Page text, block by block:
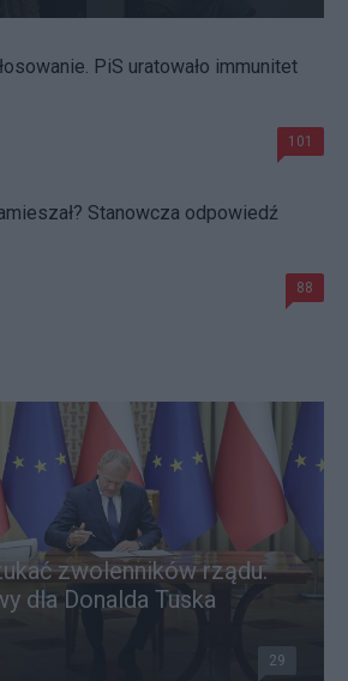
PiS uratowało immunitet
101
Stanowcza odpowiedź
88
zwolenników rządu.
dla Donalda Tuska
29